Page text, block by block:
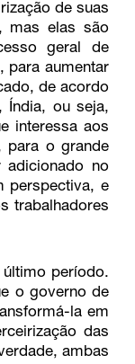
de suas
mas elas são
geral de
para aumentar
de acordo
Índia, ou seja,
interessa aos
para o grande
adicionado no
perspectiva, e
trabalhadores
período.
o governo de
la em
das
ambas